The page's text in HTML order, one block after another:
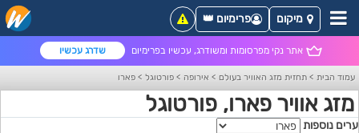
אתר נקי מפרסומות ומשודרג, עכשיו בפרימיום שדרג עכשיו
מיקום פרימיום 👑
עמוד הבית > תחזית מזג האוויר בעולם > אירופה > פורטוגל > פארו
מזג אוויר פארו, פורטוגל
ערים נוספות